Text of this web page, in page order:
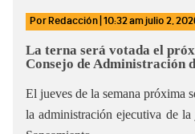
Por Redacción 10:32 amjulio 2,
La terna será votada el
Consejo de Administración
El jueves de la semana próxima
la administración ejecutiva de